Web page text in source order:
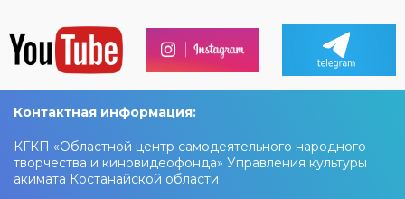
Контактная информация:
КГКП «Областной центр самодеятельного народного
творчества и киновидеофонда» Управления культуры
акимата Костанайской области